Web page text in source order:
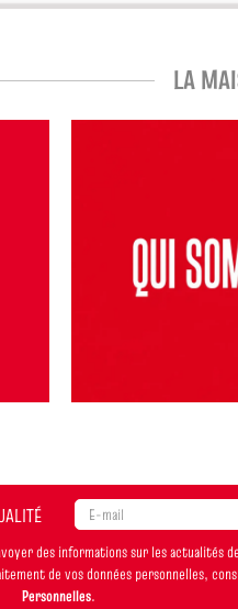
LA
des informations sur les actualités
de vos données personnelles,
Personnelles.